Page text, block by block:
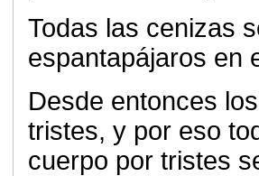
Todas las cenizas
espantapájaros en
Desde entonces
tristes, y por eso
cuerpo por tristes